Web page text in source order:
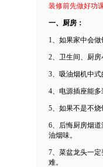
装修前先做好功
一、厨房：
1、如果家中会
2、卫生间、厨
3、吸油烟机中
4、电源插座能
5、如果不是不
6、后悔厨房烟
油烟味。
7、菜盆龙头一
难。